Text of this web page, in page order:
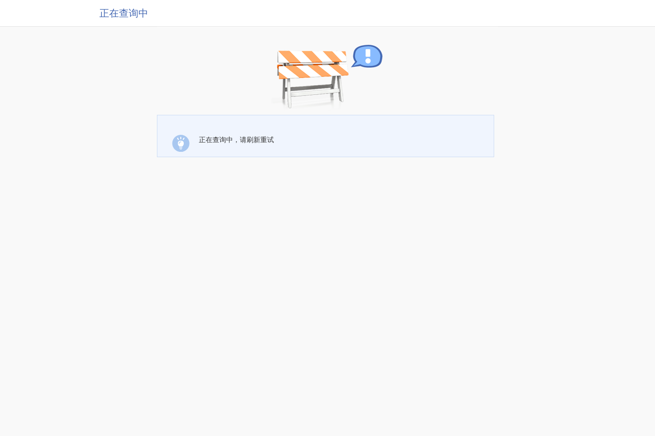
正在查询中
正在查询中，请刷新重试